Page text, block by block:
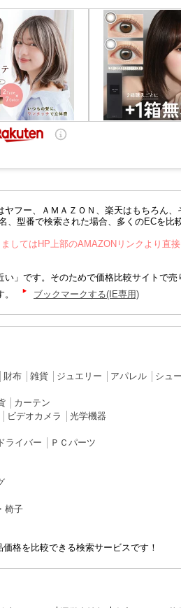
フー、ＡＭＡＺＯＮ、楽天はもちろん、
、型番で検索された場合、多くのECを比
してはHP上部のAMAZONリンクより直接
」です。そのためで価格比較サイトで売
。
ブックマークする(IE専用)
財布 雑貨 ジュエリー アパレル シュ
カーテン
ビデオカメラ
光学機器
ドライバー
ＰＣパーツ
椅子
格を比較できる検索サービスです！